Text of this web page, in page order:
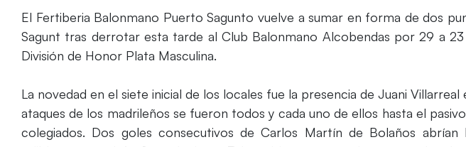
El Fertiberia Balonmano Puerto Sagunto vuelve a sumar en forma de dos
Sagunt tras derrotar esta tarde al Club Balonmano Alcobendas por 29 a
División de Honor Plata Masculina.
La novedad en el siete inicial de los locales fue la presencia de Juani
ataques de los madrileños se fueron todos y cada uno de ellos hasta el
colegiados. Dos goles consecutivos de Carlos Martín de Bolaños